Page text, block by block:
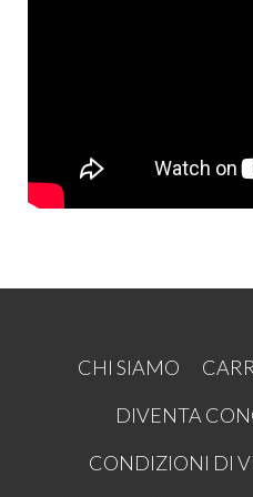
CHI SIAMO
DIVENTA
CONDIZIONI DI